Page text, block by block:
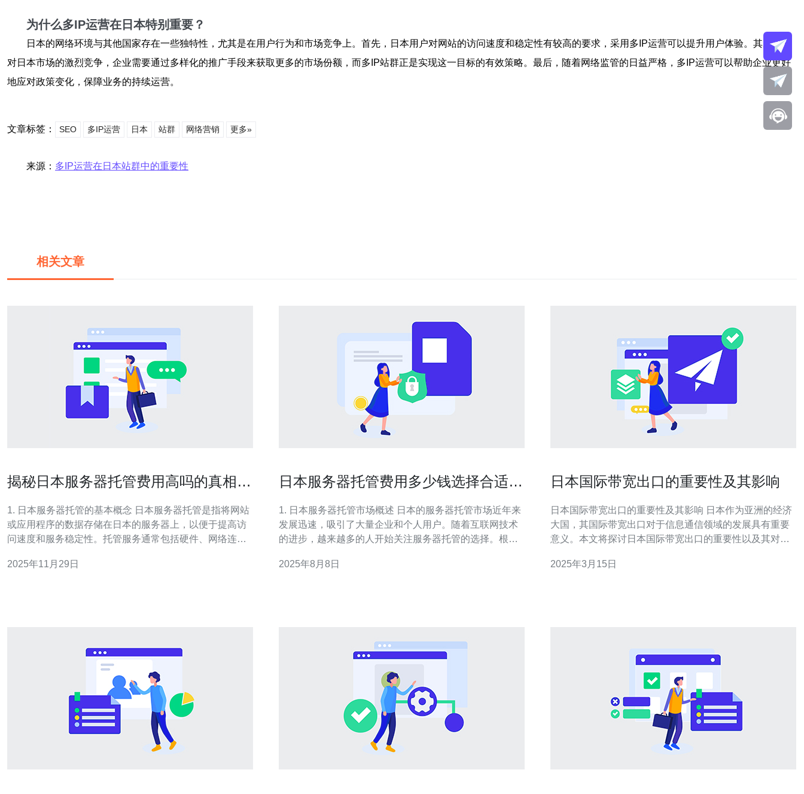
为什么多IP运营在日本特别重要？
日本的网络环境与其他国家存在一些独特性，尤其是在用户行为和市场竞争上。首先，日本用户对网站的访问速度和稳定性有较高的要求，采用多IP运营可以提升用户体验。其次，面
对日本市场的激烈竞争，企业需要通过多样化的推广手段来获取更多的市场份额，而多IP站群正是实现这一目标的有效策略。最后，随着网络监管的日益严格，多IP运营可以帮助企业更好
地应对政策变化，保障业务的持续运营。
文章标签： SEO 多IP运营 日本 站群 网络营销 更多»
来源： 多IP运营在日本站群中的重要性
相关文章
揭秘日本服务器托管费用高吗的真相与
1. 日本服务器托管的基本概念 日本服务器托管是指将网站
或应用程序的数据存储在日本的服务器上，以便于提高访
问速度和服务稳定性。托管服务通常包括硬件、网络连接
务器的日常维护。 2. 日本服务器托管的费用构成 日本服务
2025年11月29日
日本服务器托管费用多少钱选择合适的
1. 日本服务器托管市场概述 日本的服务器托管市场近年来
发展迅速，吸引了大量企业和个人用户。随着互联网技术
的进步，越来越多的人开始关注服务器托管的选择。根据
预计到2025年将增长到800亿日元。 日本服务器托管主要
2025年8月8日
日本国际带宽出口的重要性及其影响
日本国际带宽出口的重要性及其影响 日本作为亚洲的经济
大国，其国际带宽出口对于信息通信领域的发展具有重要
意义。本文将探讨日本国际带宽出口的重要性以及其对经
术创新的重要中心之一，其国际带宽出口为各种跨国企业
2025年3月15日